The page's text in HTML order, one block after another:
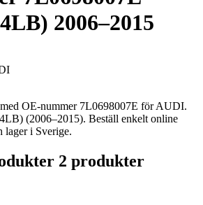
2006–2015
OE-nummer 7L0698007E för AUDI.
(2006–2015). Beställ enkelt online
lager i Sverige.
2 produkter